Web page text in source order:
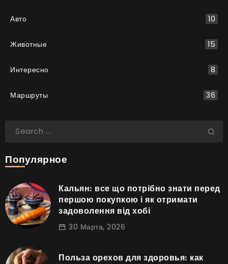
Авто 10
Животные 15
Интересно 8
Маршруты 36
Популярное
Кальян: все що потрібно знати перед
першою покупкою і як отримати
задоволення від хобі
30 Марта, 2026
Польза орехов для здоровья: как